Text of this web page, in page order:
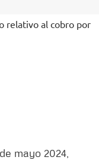
relativo al cobro por
mayo 2024,